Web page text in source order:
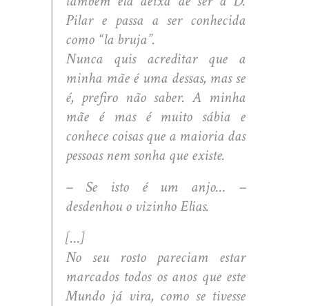
Pilar e passa a ser conhecida
como “la bruja”.
Nunca quis acreditar que a
minha mãe é uma dessas, mas se
é, prefiro não saber. A minha
mãe é mas é muito sábia e
conhece coisas que a maioria das
pessoas nem sonha que existe.
– Se isto é um anjo… –
desdenhou o vizinho Elias.
[…]
No seu rosto pareciam estar
marcados todos os anos que este
Mundo já vira, como se tivesse